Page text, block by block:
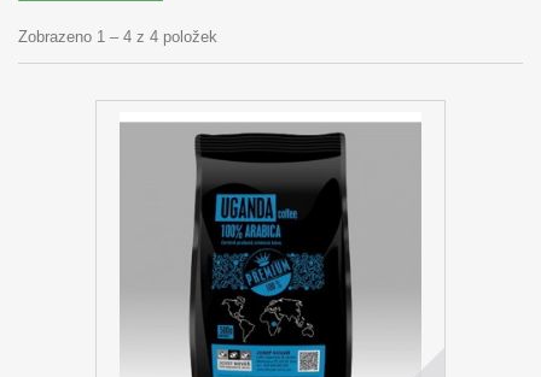
Zobrazeno 1 – 4 z 4 položek